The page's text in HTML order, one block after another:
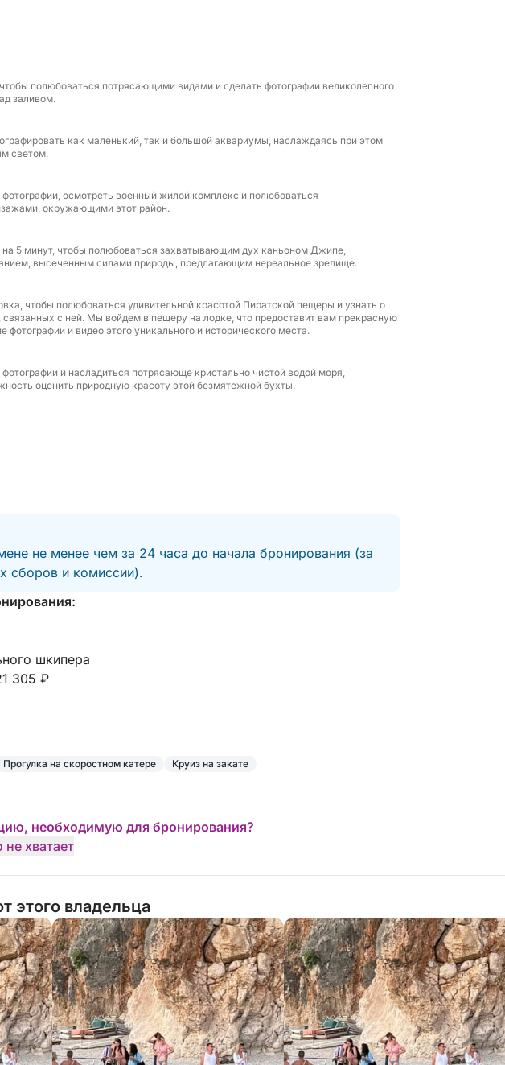
в Хрустальной бухте, Секретной пещере, Голубиной
для сноркелинга и бутилированная вода
можете просто прибыть готовыми к отдыху.
Пиратской пещеры, плавное погружение в эти
их масштаб, цвет и атмосферу прямо с воды. Это редкая
крем, шляпу и полотенце, а остальное сделает
отдых на море: легкий, прекрасный и созданный для
полюбоваться потрясающими видами и сделать фотографии великолепного
заливом.
как маленький, так и большой аквариумы, наслаждаясь при этом
светом.
осмотреть военный жилой комплекс и полюбоваться
окружающими этот район.
5 минут, чтобы полюбоваться захватывающим дух каньоном Джипе,
высеченным силами природы, предлагающим нереальное зрелище.
чтобы полюбоваться удивительной красотой Пиратской пещеры и узнать о
с ней. Мы войдем в пещеру на лодке, что предоставит вам прекрасную
и видео этого уникального и исторического места.
и насладиться потрясающе кристально чистой водой моря,
оценить природную красоту этой безмятежной бухты.
не менее чем за 24 часа до начала бронирования (за
сборов и комиссии).
шкипера
305 ₽
Прогулка на скоростном катере Круиз на закате
необходимую для бронирования?
не хватает
этого владельца